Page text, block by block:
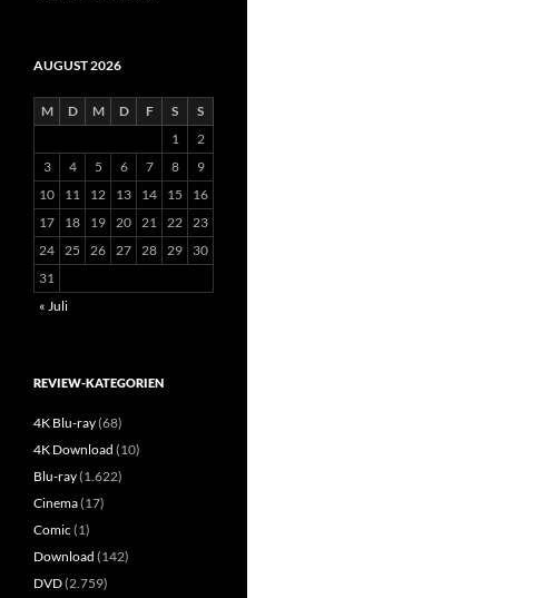
AUGUST 2026
M D M D F S
S
1
2
3
4 5 6 7 8
9
10
11 12 13 14 15
16
17
18 19 20 21 22 23
24 25 26 27 28 29
30
31
« Juli
REVIEW-KATEGORIEN
4K Blu-ray(68)
4K Download (10)
Blu-ray(1.622)
Cinema(17)
Comic (1)
Download (142)
DVD(2.759)